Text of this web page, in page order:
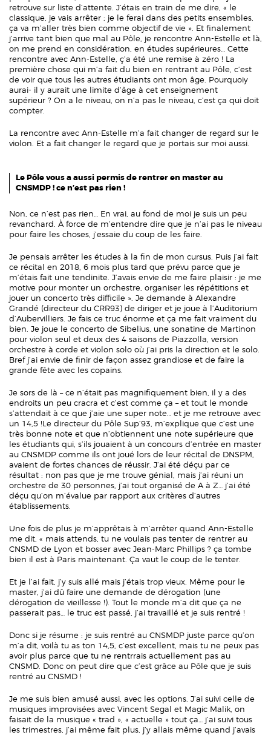
retrouve sur liste d’attente. J’étais en train de me dire, « le
classique, je vais arrêter ; je le ferai dans des petits ensembles,
ça va m’aller très bien comme objectif de vie ». Et finalement
j’arrive tant bien que mal au Pôle, je rencontre Ann-Estelle et là,
on me prend en considération, en études supérieures… Cette
rencontre avec Ann-Estelle, ç’a été une remise à zéro ! La
première chose qui m’a fait du bien en rentrant au Pôle, c’est
de voir que tous les autres étudiants ont mon âge. Pourquoiy
aurai- il y aurait une limite d’âge à cet enseignement
supérieur ? On a le niveau, on n’a pas le niveau, c’est ça qui doit
compter.
La rencontre avec Ann-Estelle m’a fait changer de regard sur le
violon. Et a fait changer le regard que je portais sur moi aussi.
Le Pôle vous a aussi permis de rentrer en master au
CNSMDP ! ce n’est pas rien !
Non, ce n’est pas rien… En vrai, au fond de moi je suis un peu
revanchard. À force de m’entendre dire que je n’ai pas le niveau
pour faire les choses, j’essaie du coup de les faire.
Je pensais arrêter les études à la fin de mon cursus. Puis j’ai fait
ce récital en 2018, 6 mois plus tard que prévu parce que je
m’étais fait une tendinite. J’avais envie de me faire plaisir : je me
motive pour monter un orchestre, organiser les répétitions et
jouer un concerto très difficile ». Je demande à Alexandre
Grandé (directeur du CRR93) de diriger et je joue à l’Auditorium
d’Aubervilliers. Je fais ce truc énorme et ça me fait vraiment du
bien. Je joue le concerto de Sibelius, une sonatine de Martinon
pour violon seul et deux des 4 saisons de Piazzolla, version
orchestre à corde et violon solo où j’ai pris la direction et le solo.
Bref j’ai envie de finir de façon assez grandiose et de faire la
grande fête avec les copains.
Je sors de là – ce n’était pas magnifiquement bien, il y a des
endroits un peu cracra et c’est comme ça – et tout le monde
s’attendait à ce que j’aie une super note… et je me retrouve avec
un 14,5 !Le directeur du Pôle Sup’93, m’explique que c’est une
très bonne note et que n’obtiennent une note supérieure que
les étudiants qui, s’ils jouaient à un concours d’entrée en master
au CNSMDP comme ils ont joué lors de leur récital de DNSPM,
avaient de fortes chances de réussir. J’ai été déçu par ce
résultat : non pas que je me trouve génial, mais j’ai réuni un
orchestre de 30 personnes, j’ai tout organisé de A à Z… j’ai été
déçu qu’on m’évalue par rapport aux critères d’autres
établissements.
Une fois de plus je m’apprêtais à m’arrêter quand Ann-Estelle
me dit, « mais attends, tu ne voulais pas tenter de rentrer au
CNSMD de Lyon et bosser avec Jean-Marc Phillips ? ça tombe
bien il est à Paris maintenant. Ça vaut le coup de le tenter.
Et je l’ai fait, j’y suis allé mais j’étais trop vieux. Même pour le
master, j’ai dû faire une demande de dérogation (une
dérogation de vieillesse !). Tout le monde m’a dit que ça ne
passerait pas… le truc est passé, j’ai travaillé et je suis rentré !
Donc si je résume : je suis rentré au CNSMDP juste parce qu’on
m’a dit, voilà tu as ton 14,5, c’est excellent, mais tu ne peux pas
avoir plus parce que tu ne rentrrais actuellement pas au
CNSMD. Donc on peut dire que c’est grâce au Pôle que je suis
rentré au CNSMD !
Je me suis bien amusé aussi, avec les options. J’ai suivi celle de
musiques improvisées avec Vincent Segal et Magic Malik, on
faisait de la musique « trad », « actuelle » tout ça… j’ai suivi tous
les trimestres, j’ai même fait plus, j’y allais même quand j’avais